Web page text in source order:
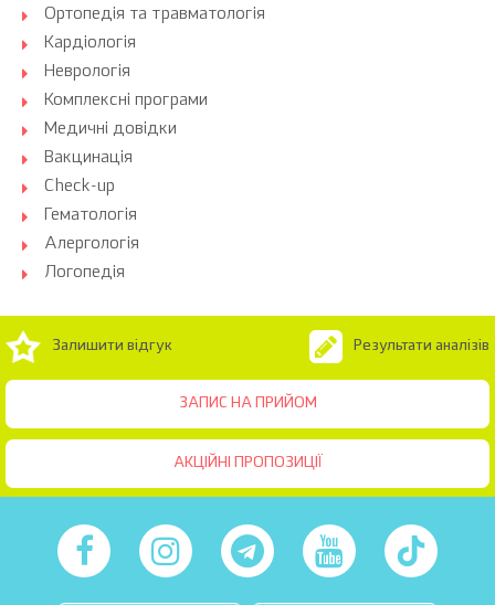
Ортопедія та травматологія
Кардіологія
Неврологія
Комплексні програми
Медичні довідки
Вакцинація
Check-up
Гематологія
Алергологія
Логопедія
ЗАПИС НА ПРИЙОМ
Залишити відгук Результати аналізів
АКЦІЙНІ ПРОПОЗИЦІЇ